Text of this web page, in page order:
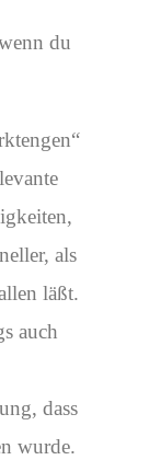
du
als
läßt.
auch
dass
wurde.